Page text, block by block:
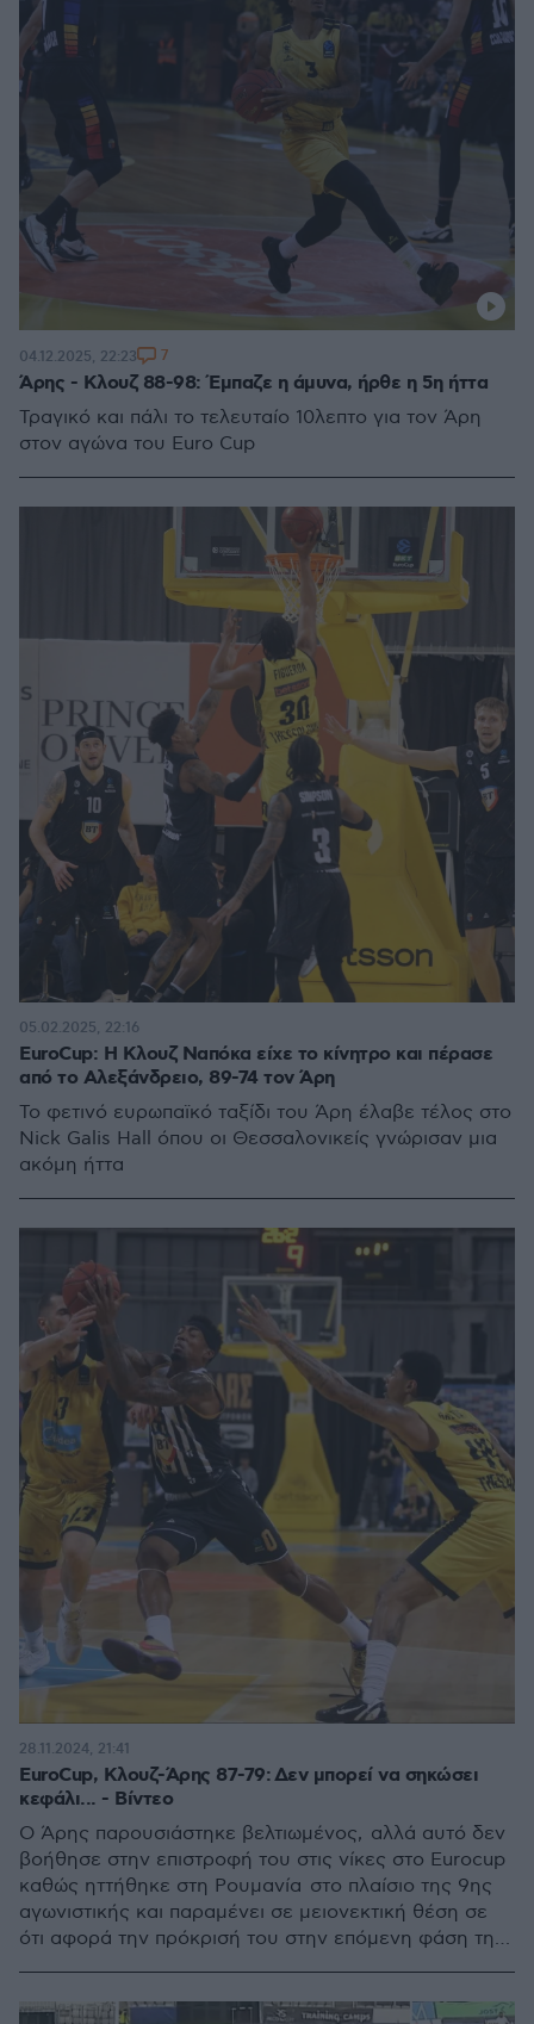
Άρης - Κλουζ 88-98: Έμπαζε η άμυνα, ήρθε η 5η ήττα
Τραγικό και πάλι το τελευταίο 10λεπτο για τον Άρη
στον αγώνα του Euro Cup
04.12.2025, 22:23 7
EuroCup: Η Κλουζ Ναπόκα είχε το κίνητρο και πέρασε
από το Αλεξάνδρειο, 89-74 τον Άρη
Το φετινό ευρωπαϊκό ταξίδι του Άρη έλαβε τέλος στο
Nick Galis Hall όπου οι Θεσσαλονικείς γνώρισαν μια
ακόμη ήττα
05.02.2025, 22:16
EuroCup, Κλουζ-Άρης 87-79: Δεν μπορεί να σηκώσει
κεφάλι... - Βίντεο
Ο Άρης παρουσιάστηκε βελτιωμένος, αλλά αυτό δεν
βοήθησε στην επιστροφή του στις νίκες στο Eurocup
καθώς ηττήθηκε στη Ρουμανία στο πλαίσιο της 9ης
αγωνιστικής και παραμένει σε μειονεκτική θέση σε
ότι αφορά την πρόκρισή του στην επόμενη φάση της
28.11.2024, 21:41